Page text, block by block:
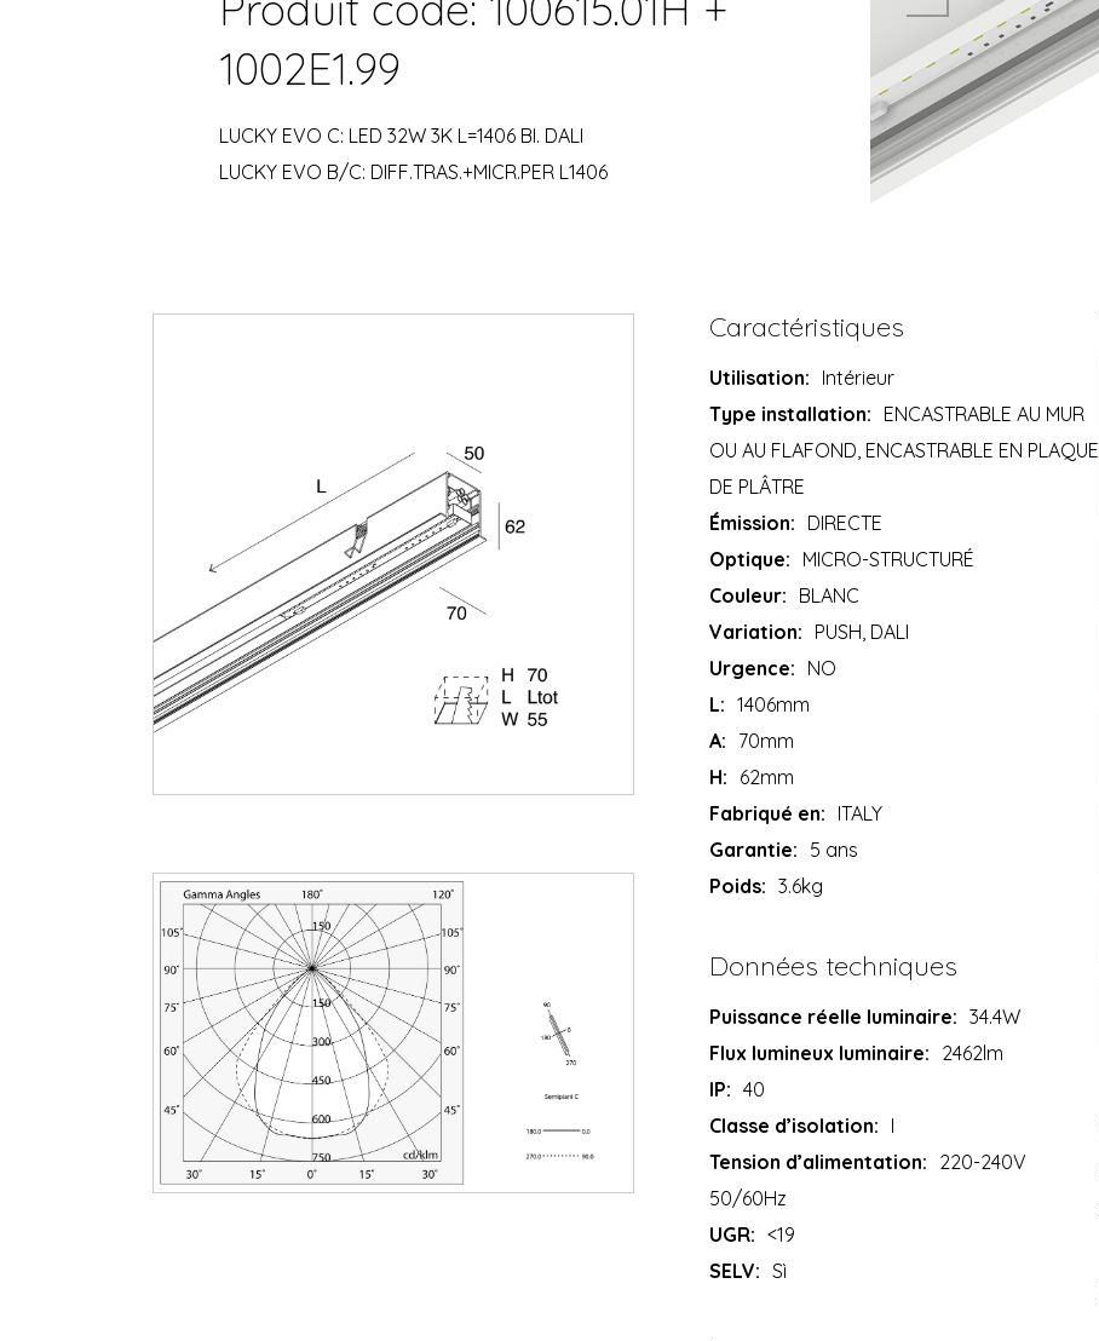
1002E1.99
LUCKY EVO C: LED 32W 3K L=1406 BI. DALI
LUCKY EVO B/C: DIFF.TRAS.+MICR.PER L1406
Caractéristiques
Utilisation: Intérieur
Type installation: ENCASTRABLE AU MUR
OU AU FLAFOND, ENCASTRABLE EN PLAQUE
DE PLÂTRE
Émission: DIRECTE
Optique: MICRO-STRUCTURÉ
Couleur: BLANC
Variation: PUSH, DALI
Urgence: NO
L: 1406mm
A: 70mm
H: 62mm
Fabriqué en: ITALY
Garantie: 5 ans
Poids: 3.6kg
Données techniques
Puissance réelle luminaire: 34.4W
Flux lumineux luminaire: 2462lm
IP: 40
Classe d’isolation: I
Tension d’alimentation: 220-240V
50/60Hz
UGR: <19
SELV: Sì